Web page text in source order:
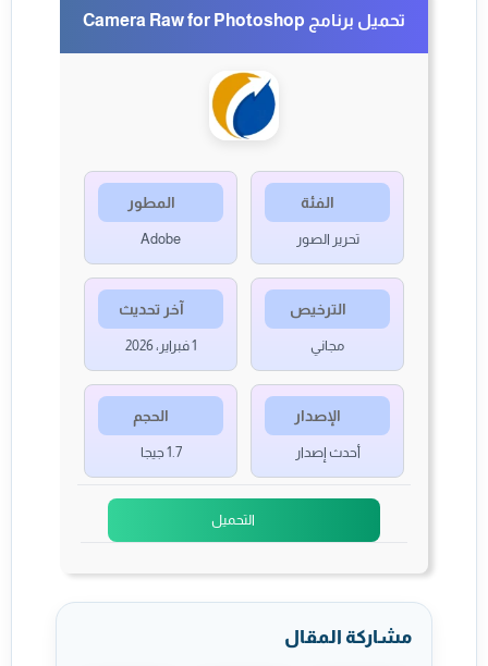
تحميل برنامج Camera Raw for Photoshop
الفئة
تحرير الصور
المطور
Adobe
الترخيص
مجاني
آخر تحديث
1 فبراير، 2026
الإصدار
أحدث إصدار
الحجم
1.7 جيجا
التحميل
مشاركة المقال